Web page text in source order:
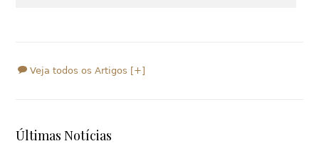
Veja todos os Artigos [+]
Últimas Notícias